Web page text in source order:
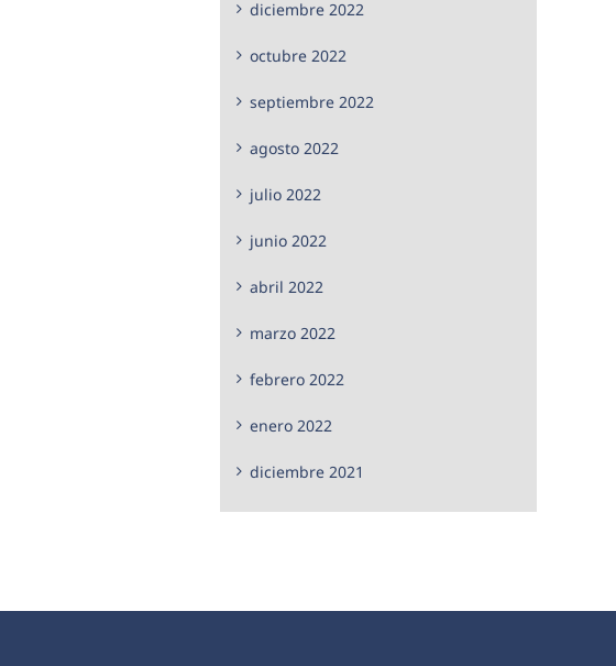
diciembre 2022
octubre 2022
septiembre 2022
agosto 2022
julio 2022
junio 2022
abril 2022
marzo 2022
febrero 2022
enero 2022
diciembre 2021